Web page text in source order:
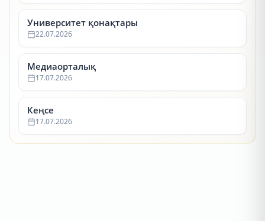
Университет қонақтары
22.07.2026
Медиаорталық
17.07.2026
Кеңсе
17.07.2026